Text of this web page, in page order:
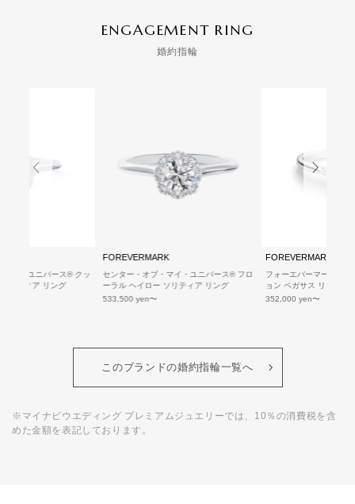
ENGAGEMENT RING
婚約指輪
マイ・ユニバース® クッ
リティア リング
FOREVERMARK
センター・オブ・マイ・ユニバース® フロ
ーラル ヘイロー ソリティア リング
533,500 yen
FOREVERMARK
フォーエバーマーク ブ
ョン ペガサス リング
352,000 yen
このブランドの婚約指輪一覧へ
※マイナビウエディング プレミアムジュエリーでは、10％の消費税を含
めた金額を表記しております。